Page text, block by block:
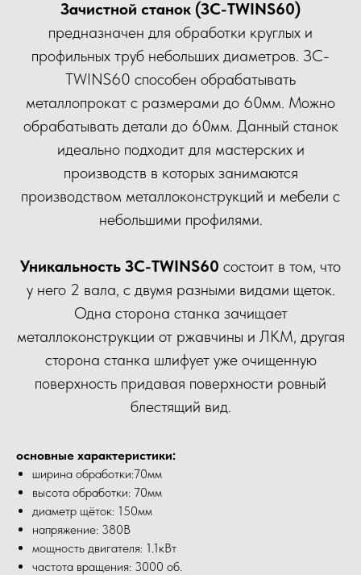
Зачистной станок (ЗС-TWINS60)
предназначен для обработки круглых и
профильных труб небольших диаметров. ЗС-
TWINS60 способен обрабатывать
металлопрокат с размерами до 60мм. Можно
обрабатывать детали до 60мм. Данный станок
идеально подходит для мастерских и
производств в которых занимаются
производством металлоконструкций и мебели с
небольшими профилями.
Уникальность ЗС-TWINS60 состоит в том, что
у него 2 вала, с двумя разными видами щеток.
Одна сторона станка зачищает
металлоконструкции от ржавчины и ЛКМ, другая
сторона станка шлифует уже очищенную
поверхность придавая поверхности ровный
блестящий вид.
основные характеристики:
ширина обработки:70мм
высота обработки: 70мм
диаметр щёток: 150мм
напряжение: 380В
мощность двигателя: 1.1кВт
частота вращения: 3000 об.